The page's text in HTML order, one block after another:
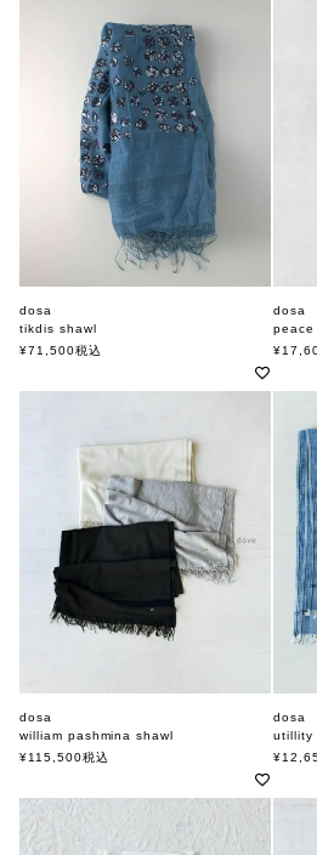
dosa
tikdis shawl
ドーサ
¥71,500税込
dosa
peace
ドーサ
¥
dosa
william pashmina shawl
ドーサ
¥115,500税込
dosa
utillity
ドーサ
¥